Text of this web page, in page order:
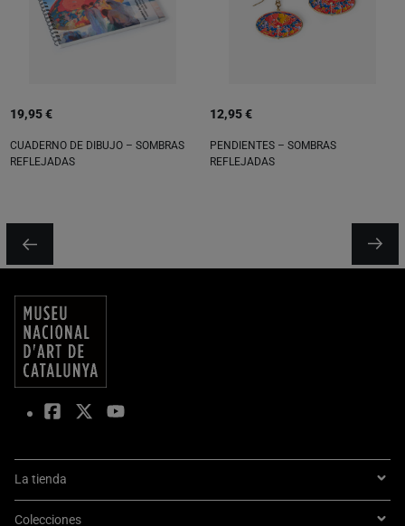
19,95 €
CUADERNO DE DIBUJO – SOMBRAS
REFLEJADAS
12,95 €
PENDIENTES – SOMBRAS
REFLEJADAS
La tienda
Colecciones